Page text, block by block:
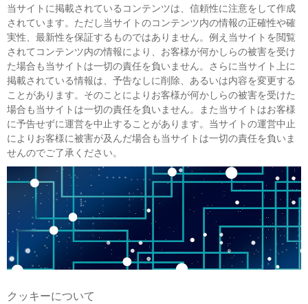
当サイトに掲載されているコンテンツは、信頼性に注意をして作成
されています。ただし当サイトのコンテンツ内の情報の正確性や確
実性、最新性を保証するものではありません。例え当サイトを閲覧
されてコンテンツ内の情報により、お客様が何かしらの被害を受け
た場合も当サイトは一切の責任を負いません。さらに当サイト上に
掲載されている情報は、予告なしに削除、あるいは内容を変更する
ことがあります。そのことによりお客様が何かしらの被害を受けた
場合も当サイトは一切の責任を負いません。また当サイトはお客様
に予告せずに運営を中止することがあります。当サイトの運営中止
によりお客様に被害が及んだ場合も当サイトは一切の責任を負いま
せんのでご了承ください。
クッキーについて